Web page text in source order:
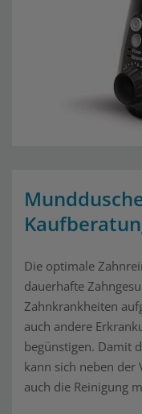
Die optimale
dauerhafte
Zahnkrankheiten
auch andere
begünstigen. Damit
kann sich neben der
auch die Reinigung